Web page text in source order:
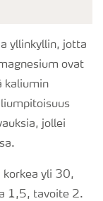
yllinkyllin, jotta
ovat
kaliumin
jollei
korkea yli 30,
1,5, tavoite 2.